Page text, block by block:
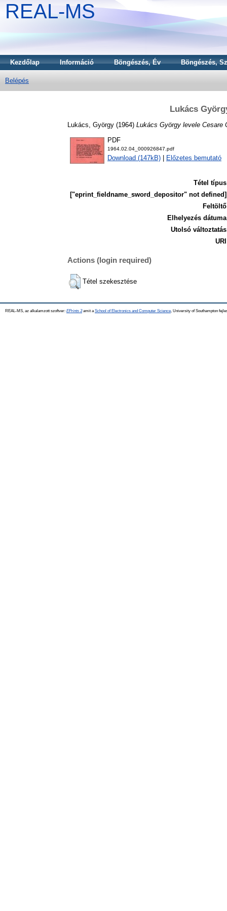
REAL-MS
Kezdőlap Információ Böngészés, Év Böngészés,
Belépés
Lukács
Lukács, György (1964) Lukács György levele Cesare
PDF
1964.02.04_000926847.pdf
Download (147kB) Előzetes bemutató
Tétel
["eprint_fieldname_sword_depositor" not
Elhelyezés
Utolsó
Actions (login required)
Tétel szekesztése
REAL-MS, az alkalamzott szoftver: EPrints 3amit a School of Electronics and Computer Science , University of Southampton